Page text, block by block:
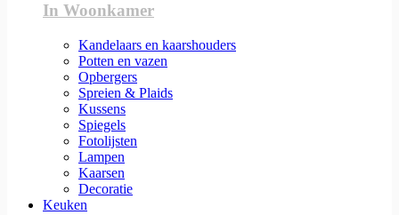
In Woonkamer
Kandelaars en kaarshouders
Potten en vazen
Opbergers
Spreien & Plaids
Kussens
Spiegels
Fotolijsten
Lampen
Kaarsen
Decoratie
Keuken